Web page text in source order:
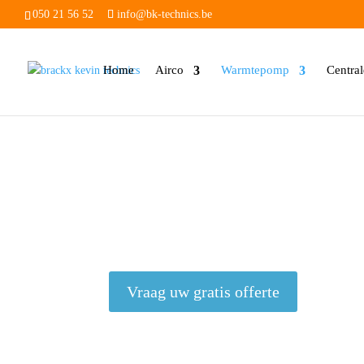
050 21 56 52 info@bk-technics.be
Home Airco Warmtepomp
Vraag uw gratis offerte